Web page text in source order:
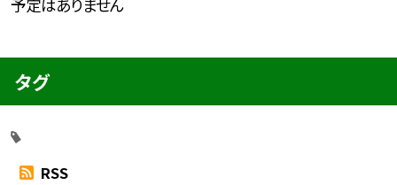
予定はありません
タグ
RSS